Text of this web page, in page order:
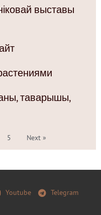
выставы
таварышы,
5 Next »
Youtube Telegram